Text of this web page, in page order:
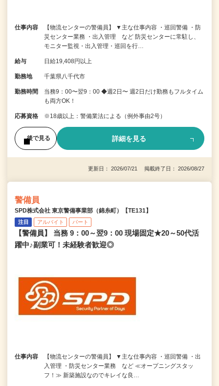
仕事内容
【物流センターの警備員】 ▼主な仕事内容 ・巡回警備 ・防
災センター業務 ・出入管理 など 防災センターに常駐し、
モニター監視・出入管理・巡回を行…
給与 日給19,408円以上
勤務地 千葉県八千代市
勤務時間
当務9：00〜翌9：00 ◆週2日〜 週2日だけ勤務もフルタイム
も両方OK！
応募資格 ※18歳以上：警備業法による（例外事由2号）
後で見る 詳細を見る
更新日： 2026/07/21 掲載終了日： 2026/08/27
警備員
SPD株式会社 東京警備事業部（錦糸町）【TE131】
注目 アルバイト パート
【警備員】 当務 9：00～翌9：00 現場固定★20～50代活
躍中♪副業可！未経験者歓迎◎
仕事内容
【物流センターの警備員】 ▼主な仕事内容 ・巡回警備 ・出
入管理 ・防災センター業務 など ≪オープニングスタッ
フ！≫ 新築施設なのでキレイな良…